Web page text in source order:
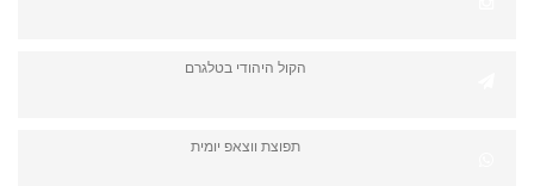
הקול היהודי בטלגרם
תפוצת ווצאפ יומית